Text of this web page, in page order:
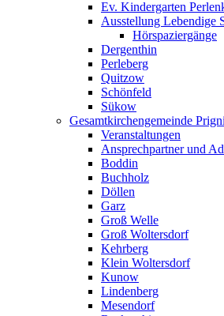
Ev. Kindergarten
Ausstellung Lebendige
Hörspaziergänge
Dergenthin
Perleberg
Quitzow
Schönfeld
Sükow
Gesamtkirchengemeinde
Veranstaltungen
Ansprechpartner und
Boddin
Buchholz
Döllen
Garz
Groß Welle
Groß Woltersdorf
Kehrberg
Klein Woltersdorf
Kunow
Lindenberg
Mesendorf